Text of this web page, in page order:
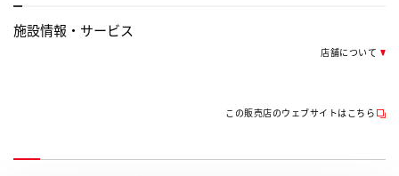
施設情報・ サービス
店舗について
この販売店のウェブサイトはこちら